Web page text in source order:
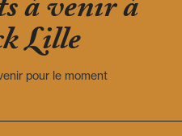
à venir à
Lille
pour le moment